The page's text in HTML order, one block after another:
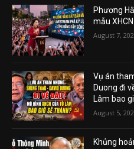
Phương
mẫu
August 7,
Vụ án
Duong đi
Lâm bao
August 5,
Khủng